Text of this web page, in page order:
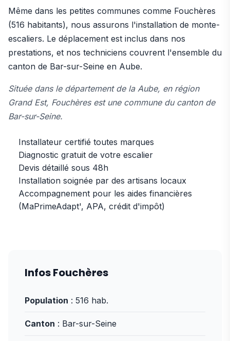
Même dans les petites communes comme Fouchères
(516 habitants), nous assurons l'installation de monte-
escaliers. Le déplacement est inclus dans nos
prestations, et nos techniciens couvrent l'ensemble du
canton de Bar-sur-Seine en Aube.
Située dans le département de la Aube, en région
Grand Est, Fouchères est une commune du canton de
Bar-sur-Seine.
Installateur certifié toutes marques
Diagnostic gratuit de votre escalier
Devis détaillé sous 48h
Installation soignée par des artisans locaux
Accompagnement pour les aides financières
(MaPrimeAdapt', APA, crédit d'impôt)
Infos Fouchères
Population : 516 hab.
Canton : Bar-sur-Seine